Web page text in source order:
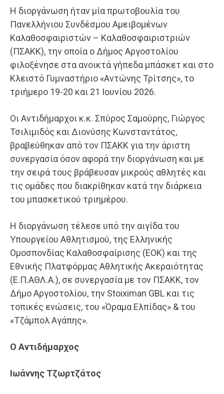
Η διοργάνωση ήταν μία πρωτοβουλία του
Πανελλήνιου Συνδέσμου Αμειβομένων
Καλαθοσφαιριστών – Καλαθοσφαιριστριών
(ΠΣΑΚΚ), την οποία ο Δήμος Αργοστολίου
φιλοξένησε στα ανοικτά γήπεδα μπάσκετ και στο
Κλειστό Γυμναστήριο «Αντώνης Τρίτσης», το
τριήμερο 19-20 και 21 Ιουνίου 2026.
Οι Αντιδήμαρχοι κ.κ. Σπύρος Σαμούρης, Γιώργος
Τσιλιμιδός και Διονύσης Κωνσταντάτος,
βραβεύθηκαν από τον ΠΣΑΚΚ για την άριστη
συνεργασία όσον αφορά την διοργάνωση και με
την σειρά τους βράβευσαν μικρούς αθλητές και
τις ομάδες που διακρίθηκαν κατά την διάρκεια
του μπασκετικού τριημέρου.
Η διοργάνωση τέλεσε υπό την αιγίδα του
Υπουργείου Αθλητισμού, της Ελληνικής
Ομοσπονδίας Καλαθοσφαίρισης (ΕΟΚ) και της
Εθνικής Πλατφόρμας Αθλητικής Ακεραιότητας
(Ε.Π.ΑΘΛ.Α.), σε συνεργασία με τον ΠΣΑΚΚ, τον
Δήμο Αργοστολίου, την Stoiximan GBL και τις
τοπικές ενώσεις, του «Όραμα Ελπίδας» & του
«Τζάμπολ Αγάπης».
Ο Αντιδήμαρχος
Ιωάννης Τζωρτζάτος